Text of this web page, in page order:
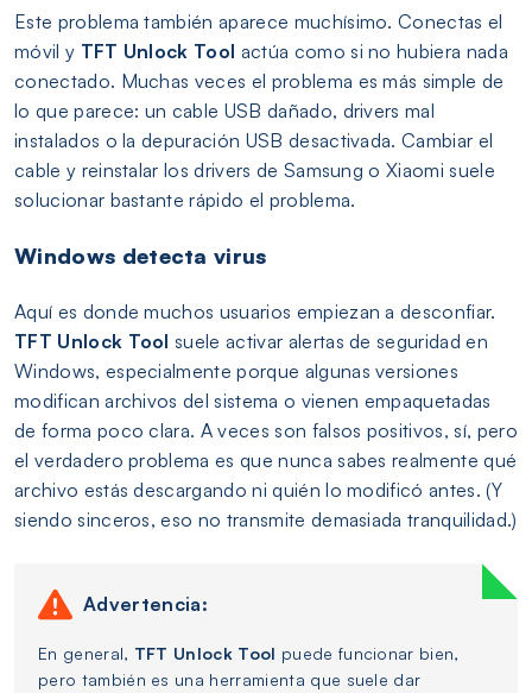
Este problema también aparece muchísimo. Conectas el
móvil y TFT Unlock Tool actúa como si no hubiera nada
conectado. Muchas veces el problema es más simple de
lo que parece: un cable USB dañado, drivers mal
instalados o la depuración USB desactivada. Cambiar el
cable y reinstalar los drivers de Samsung o Xiaomi suele
solucionar bastante rápido el problema.
Windows detecta virus
Aquí es donde muchos usuarios empiezan a desconfiar.
TFT Unlock Tool suele activar alertas de seguridad en
Windows, especialmente porque algunas versiones
modifican archivos del sistema o vienen empaquetadas
de forma poco clara. A veces son falsos positivos, sí, pero
el verdadero problema es que nunca sabes realmente qué
archivo estás descargando ni quién lo modificó antes. (Y
siendo sinceros, eso no transmite demasiada tranquilidad.)
Advertencia:
En general, TFT Unlock Tool puede funcionar bien,
pero también es una herramienta que suele dar